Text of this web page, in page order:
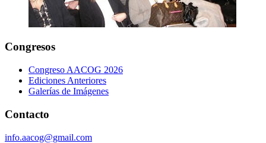
Congresos
Congreso AACOG 2026
Ediciones Anteriores
Galerías de Imágenes
Contacto
info.aacog@gmail.com